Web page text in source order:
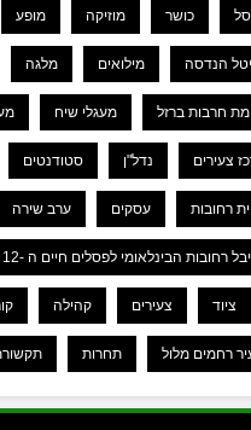
כושר מוזיקה מופע
הנדסה מילואים מלגה
חרבות ברזל מעגלי שיח
צעירים נדל"ן סטודנטים
רחובות עסקים ערב שירה
רחובות הבינלאומי לפסלים חיים ה -12
ציוד צעירים קהילה
רחמים מלול תחרות